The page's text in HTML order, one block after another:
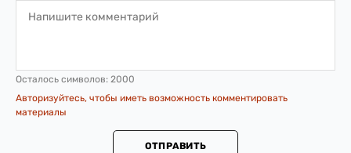
Осталось символов: 2000
Авторизуйтесь, чтобы иметь возможность комментировать
материалы
ОТПРАВИТЬ